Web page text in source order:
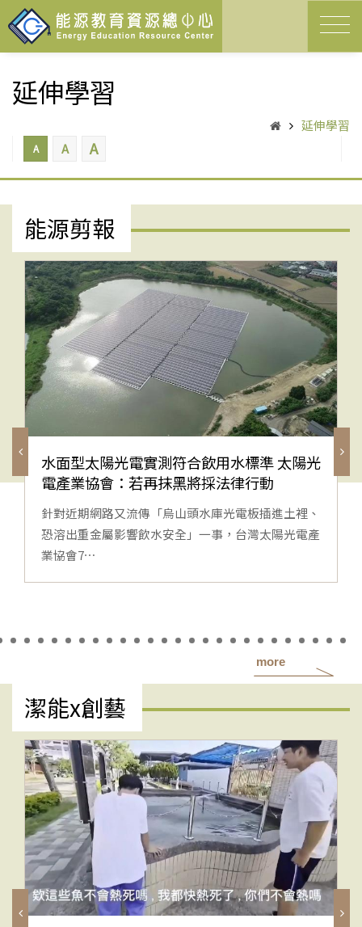
延伸學習
延伸學習
A A A
能源剪報
水面型太陽光電實測符合飲用水標準 太陽光
電產業協會：若再抹黑將採法律行動
針對近期網路又流傳「烏山頭水庫光電板插進土裡、
恐溶出重金屬影響飲水安全」一事，台灣太陽光電產
業協會7⋯
more
潔能x創藝